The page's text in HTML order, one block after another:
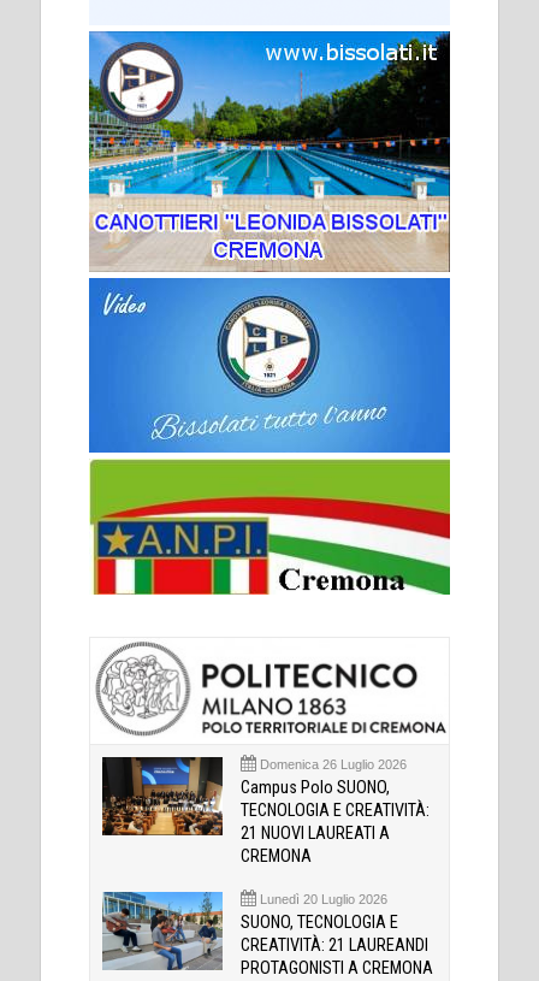
Domenica 26 Luglio 2026
Campus Polo SUONO,
TECNOLOGIA E CREATIVITÀ:
21 NUOVI LAUREATI A
CREMONA
Lunedì 20 Luglio 2026
SUONO, TECNOLOGIA E
CREATIVITÀ: 21 LAUREANDI
PROTAGONISTI A CREMONA